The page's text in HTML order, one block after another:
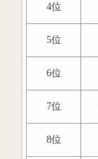
4位
5位
6位
7位
8位